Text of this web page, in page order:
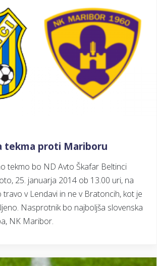
tekma proti Mariboru
tekmo bo ND Avto Škafar Beltinci
25. januarja 2014 ob 13.00 uri, na
travo v Lendavi in ne v Bratoncih, kot je
Nasprotnik bo najboljša slovenska
NK Maribor.